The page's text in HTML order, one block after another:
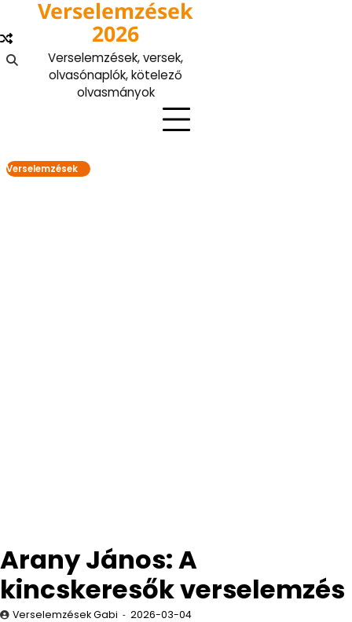
content
Verselemzések
2026
Verselemzések, versek,
olvasónaplók, kötelező
olvasmányok
Verselemzések
Arany János: A
kincskeresők verselemzés
Verselemzések Gabi 2026-03-04